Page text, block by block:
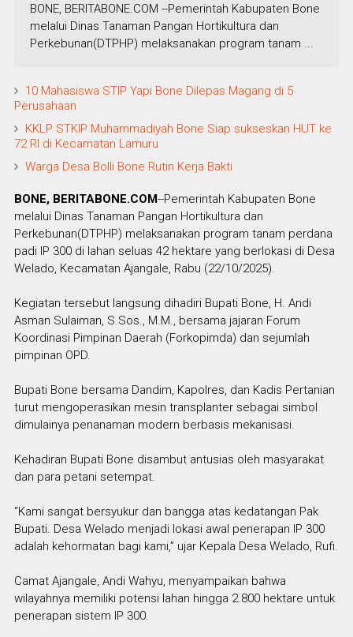
BONE, BERITABONE.COM --Pemerintah Kabupaten Bone
melalui Dinas Tanaman Pangan Hortikultura dan
Perkebunan(DTPHP) melaksanakan program tanam ...
10 Mahasiswa STIP Yapi Bone Dilepas Magang di 5
Perusahaan
KKLP STKIP Muhammadiyah Bone Siap sukseskan HUT ke
72 RI di Kecamatan Lamuru
Warga Desa Bolli Bone Rutin Kerja Bakti
BONE, BERITABONE.COM--Pemerintah Kabupaten Bone
melalui Dinas Tanaman Pangan Hortikultura dan
Perkebunan(DTPHP) melaksanakan program tanam perdana
padi IP 300 di lahan seluas 42 hektare yang berlokasi di Desa
Welado, Kecamatan Ajangale, Rabu (22/10/2025).
Kegiatan tersebut langsung dihadiri Bupati Bone, H. Andi
Asman Sulaiman, S.Sos., M.M., bersama jajaran Forum
Koordinasi Pimpinan Daerah (Forkopimda) dan sejumlah
pimpinan OPD.
Bupati Bone bersama Dandim, Kapolres, dan Kadis Pertanian
turut mengoperasikan mesin transplanter sebagai simbol
dimulainya penanaman modern berbasis mekanisasi.
Kehadiran Bupati Bone disambut antusias oleh masyarakat
dan para petani setempat.
“Kami sangat bersyukur dan bangga atas kedatangan Pak
Bupati. Desa Welado menjadi lokasi awal penerapan IP 300
adalah kehormatan bagi kami,” ujar Kepala Desa Welado, Rufi.
Camat Ajangale, Andi Wahyu, menyampaikan bahwa
wilayahnya memiliki potensi lahan hingga 2.800 hektare untuk
penerapan sistem IP 300.